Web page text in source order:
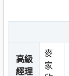
高級
經理
麥
家